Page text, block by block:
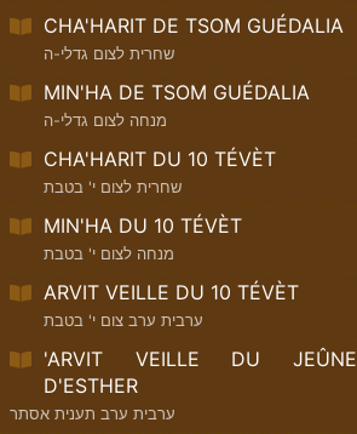
CHA'HARIT DE TSOM GUÉDALIA
שחרית לצום גדלי-ה
MIN'HA DE TSOM GUÉDALIA
מנחה לצום גדלי-ה
CHA'HARIT DU 10 TÉVÈT
שחרית לצום י' בטבת
MIN'HA DU 10 TÉVÈT
מנחה לצום י' בטבת
ARVIT VEILLE DU 10 TÉVÈT
ערבית ערב צום י' בטבת
'ARVIT VEILLE DU JEÛNE
D'ESTHER
ערבית ערב תענית אסתר